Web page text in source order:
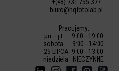
+(48) 731 755 377
biuro@hqfotolab.pl
Pracujemy:
pn. - pt. 9:00 - 19:00
sobota 9:00 - 14:00
25 LIPCA 9:00 - 13:00
niedziela NIECZYNNE